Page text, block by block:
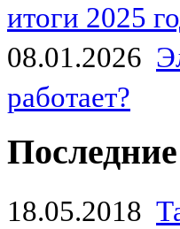
итоги 2025
08.01.2026
работает?
18.05.2018